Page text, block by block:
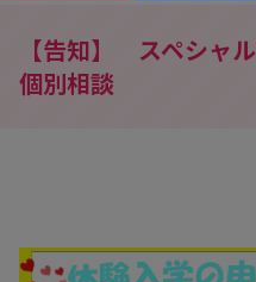
【告知】 スペシャ
個別相談